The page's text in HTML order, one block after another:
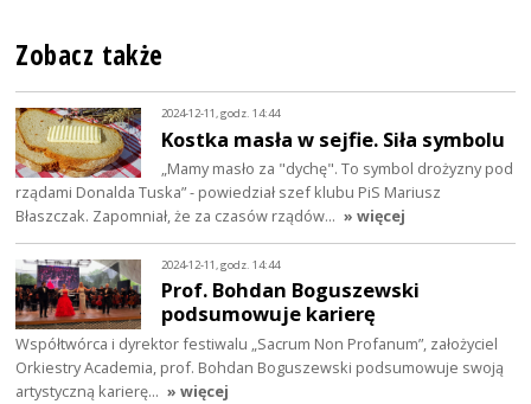
Zobacz także
2024-12-11, godz. 14:44
Kostka masła w sejfie. Siła symbolu
„Mamy masło za "dychę". To symbol drożyzny pod
rządami Donalda Tuska” - powiedział szef klubu PiS Mariusz
Błaszczak. Zapomniał, że za czasów rządów… » więcej
2024-12-11, godz. 14:44
Prof. Bohdan Boguszewski
podsumowuje karierę
Współtwórca i dyrektor festiwalu „Sacrum Non Profanum”, założyciel
Orkiestry Academia, prof. Bohdan Boguszewski podsumowuje swoją
artystyczną karierę… » więcej